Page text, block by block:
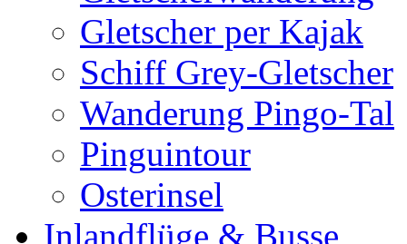
Gletscher per Kajak
Schiff Grey-Gletscher
Wanderung Pingo-Tal
Pinguintour
Osterinsel
Inlandflüge & Busse